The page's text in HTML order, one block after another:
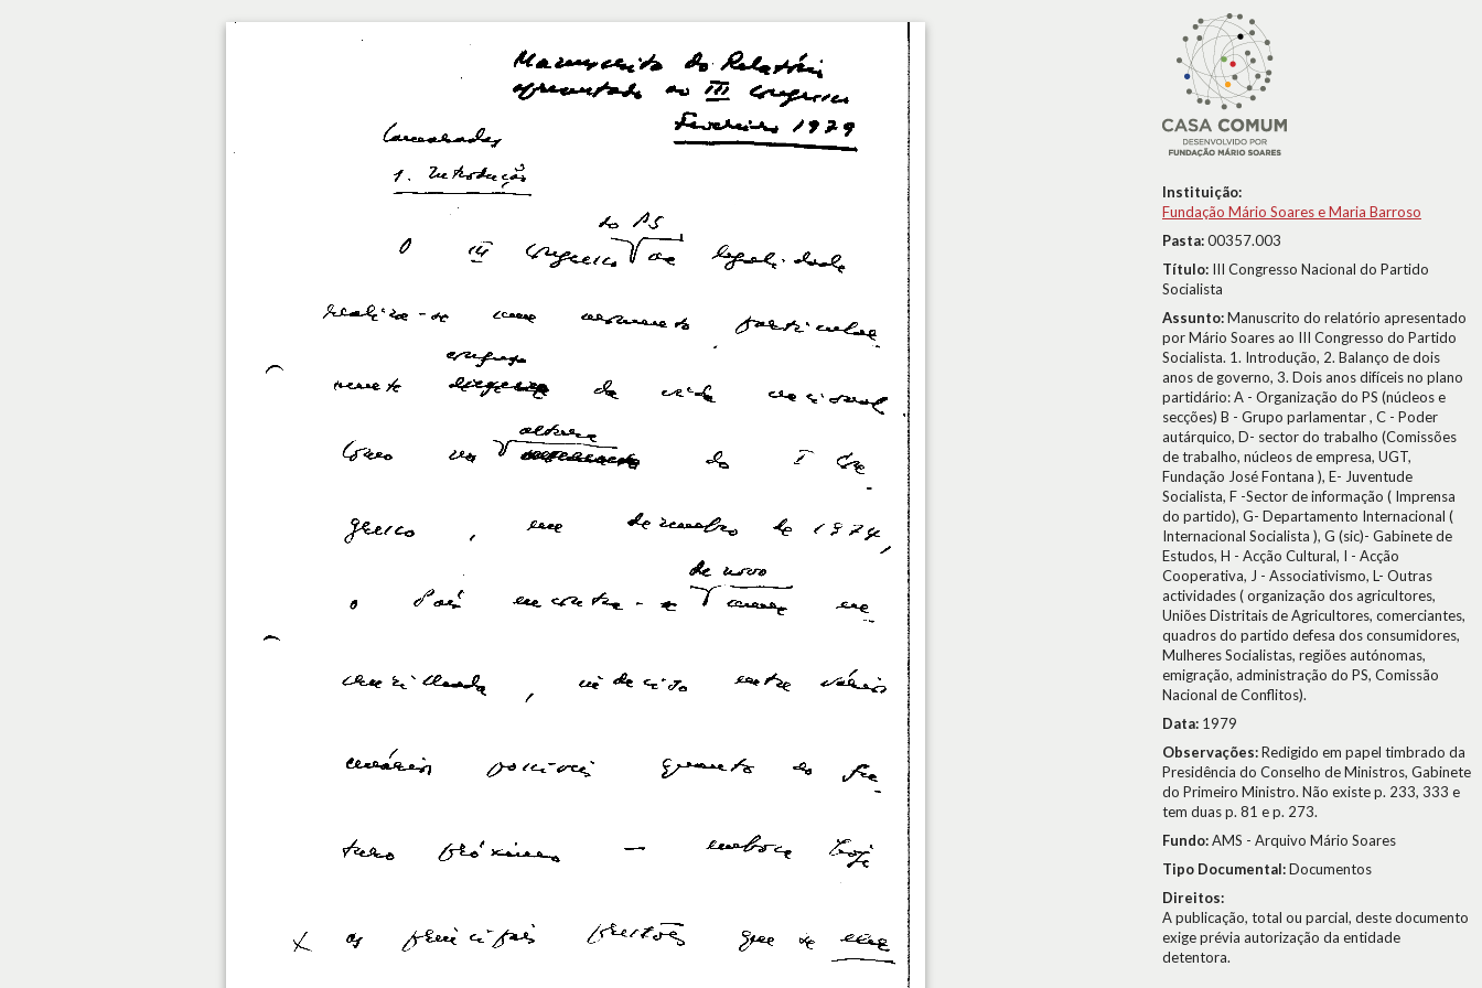
Instituição:
Fundação Mário Soares e Maria Barroso
Pasta:00357.003
Título: III Congresso Nacional do Partido
Socialista
Assunto:Manuscrito do relatório apresentado
por Mário Soares ao III Congresso do Partido
Socialista. 1. Introdução, 2. Balanço de dois
anos de governo, 3. Dois anos difíceis no plano
partidário: A - Organização do PS (núcleos e
secções) B - Grupo parlamentar , C - Poder
autárquico, D- sector do trabalho (Comissões
de trabalho, núcleos de empresa, UGT,
Fundação José Fontana ), E- Juventude
Socialista, F -Sector de informação ( Imprensa
do partido), G- Departamento Internacional (
Internacional Socialista ), G (sic)- Gabinete de
Estudos, H - Acção Cultural, I - Acção
Cooperativa, J - Associativismo, L- Outras
actividades ( organização dos agricultores,
Uniões Distritais de Agricultores, comerciantes,
quadros do partido defesa dos consumidores,
Mulheres Socialistas, regiões autónomas,
emigração, administração do PS, Comissão
Nacional de Conflitos).
Data: 1979
Observações:Redigido em papel timbrado da
Presidência do Conselho de Ministros, Gabinete
do Primeiro Ministro. Não existe p. 233, 333 e
tem duas p. 81 e p. 273.
Fundo:AMS - Arquivo Mário Soares
Tipo Documental:Documentos
Direitos:
A publicação, total ou parcial, deste documento
exige prévia autorização da entidade
detentora.